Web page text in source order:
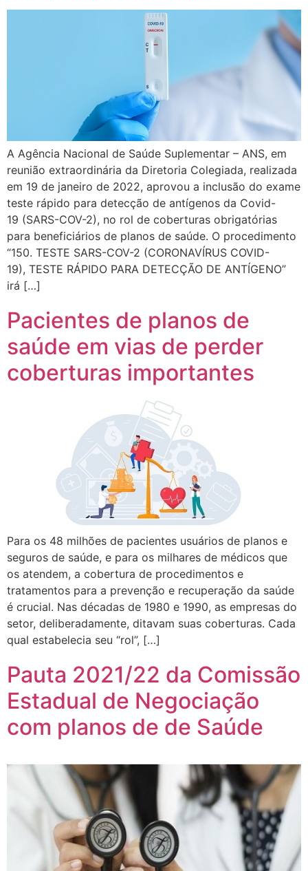
A Agência Nacional de Saúde Suplementar – ANS, em
reunião extraordinária da Diretoria Colegiada, realizada
em 19 de janeiro de 2022, aprovou a inclusão do exame
teste rápido para detecção de antígenos da Covid-
19 (SARS-COV-2), no rol de coberturas obrigatórias
para beneficiários de planos de saúde. O procedimento
“150. TESTE SARS-COV-2 (CORONAVÍRUS COVID-
19), TESTE RÁPIDO PARA DETECÇÃO DE ANTÍGENO”
irá […]
Pacientes de planos de
saúde em vias de perder
coberturas importantes
Para os 48 milhões de pacientes usuários de planos e
seguros de saúde, e para os milhares de médicos que
os atendem, a cobertura de procedimentos e
tratamentos para a prevenção e recuperação da saúde
é crucial. Nas décadas de 1980 e 1990, as empresas do
setor, deliberadamente, ditavam suas coberturas. Cada
qual estabelecia seu “rol”, […]
Pauta 2021/22 da Comissão
Estadual de Negociação
com planos de de Saúde